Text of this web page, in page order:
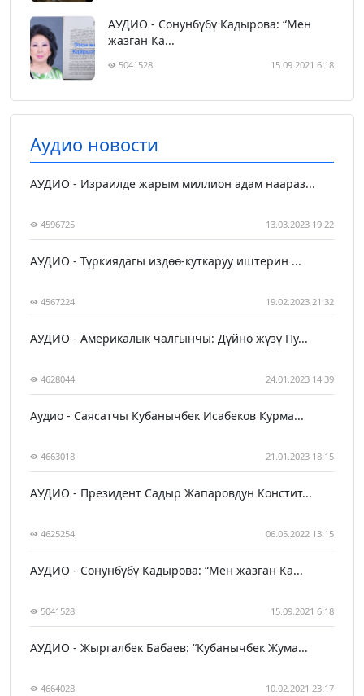
АУДИО - Сонунбүбү Кадырова: “Мен
жазган Ка...
5041528 15.09.2021 6:18
Аудио новости
АУДИО - Израилде жарым миллион адам наараз...
4596725 13.03.2023 19:22
АУДИО - Түркиядагы издөө-куткаруу иштерин ...
4567224 19.02.2023 21:32
АУДИО - Америкалык чалгынчы: Дүйнө жүзү Пу...
4628044 24.01.2023 14:39
Аудио - Саясатчы Кубанычбек Исабеков Курма...
4663018 21.01.2023 18:15
АУДИО - Президент Садыр Жапаровдун Констит...
4625254 06.05.2022 13:15
АУДИО - Сонунбүбү Кадырова: “Мен жазган Ка...
5041528 15.09.2021 6:18
АУДИО - Жыргалбек Бабаев: “Кубанычбек Жума...
4664028 10.02.2021 23:17